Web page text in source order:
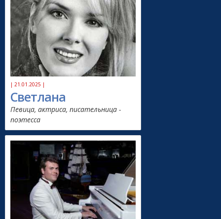
| 21.01.2025 |
Светлана
Певица, актриса, писательница -
поэтесса